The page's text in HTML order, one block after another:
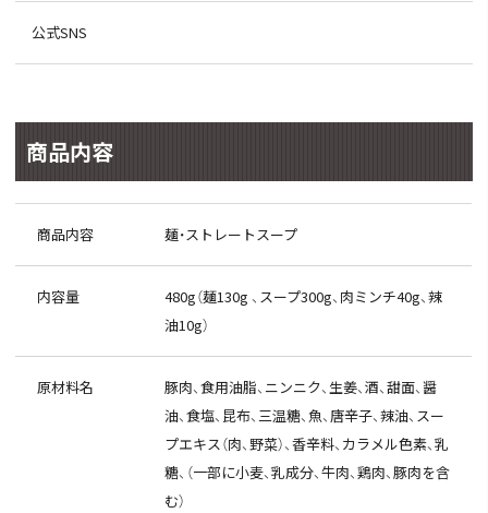
公式SNS
商品内容
商品内容 麺・ストレートスープ
内容量
480g（麺130g 、スープ300g、肉ミンチ40g、辣
油10g）
原材料名
豚肉、食用油脂、ニンニク、生姜、酒、甜面、醤
油、食塩、昆布、三温糖、魚、唐辛子、辣油、スー
プエキス（肉、野菜）、香辛料、カラメル色素、乳
糖、（一部に小麦、乳成分、牛肉、鶏肉、豚肉を含
む）